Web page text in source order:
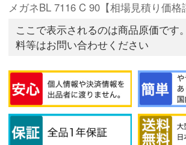
メガネBL 7116 C 90【相場見積り価格
ここで表示されるのは商品原価です
料等はお問い合わせください